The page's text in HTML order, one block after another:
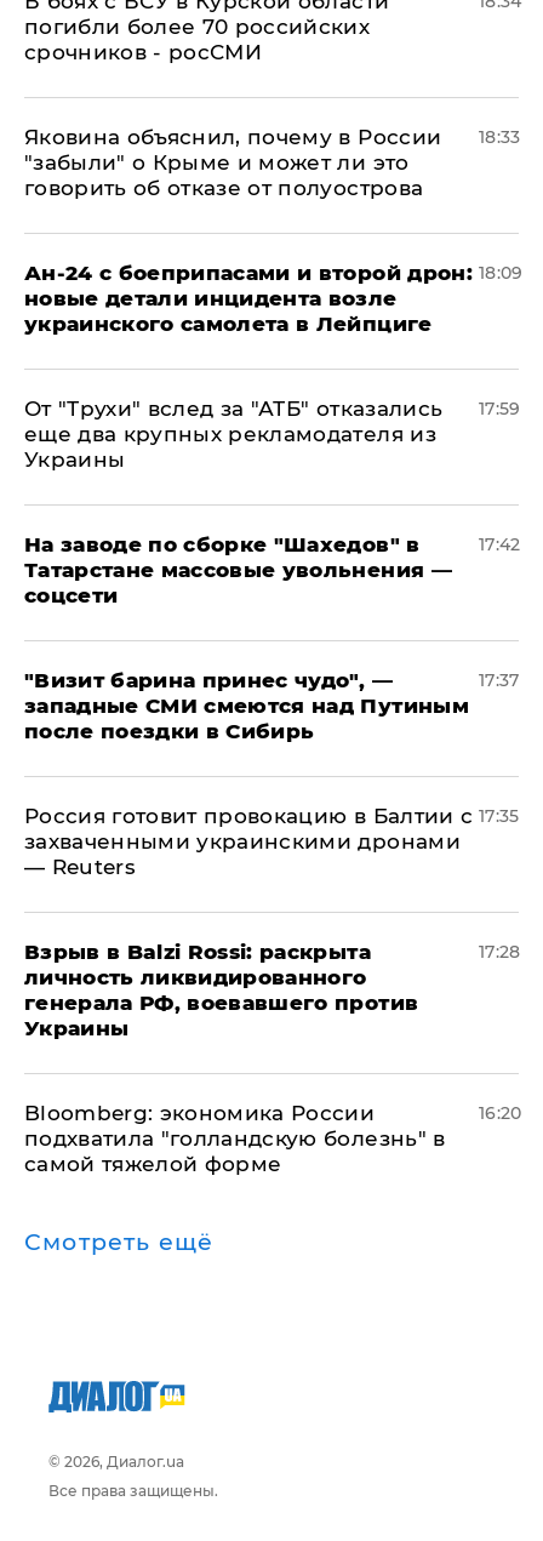
погибли более 70 российских
срочников - росСМИ
Яковина объяснил, почему в России
"забыли" о Крыме и может ли это
говорить об отказе от полуострова
18:33
Ан-24 с боеприпасами и второй дрон:
новые детали инцидента возле
украинского самолета в Лейпциге
18:09
От "Трухи" вслед за "АТБ" отказались
еще два крупных рекламодателя из
Украины
17:59
На заводе по сборке "Шахедов" в
Татарстане массовые увольнения —
соцсети
17:42
"Визит барина принес чудо", —
западные СМИ смеются над Путиным
после поездки в Сибирь
17:37
​Россия готовит провокацию в Балтии с
захваченными украинскими дронами
— Reuters
17:35
​Взрыв в Balzi Rossi: раскрыта
личность ликвидированного
генерала РФ, воевавшего против
Украины
17:28
Bloomberg: экономика России
подхватила "голландскую болезнь" в
самой тяжелой форме
16:20
Смотреть ещё
© 2026, Диалог.ua
Все права защищены.